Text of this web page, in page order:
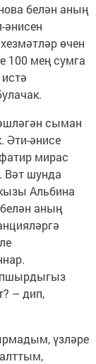
белән аның
өчен
100 мең сумга
сыман
Әти-әнисе
мирас
Вәт шунда
Альбина
аның
– дип,
үзләре